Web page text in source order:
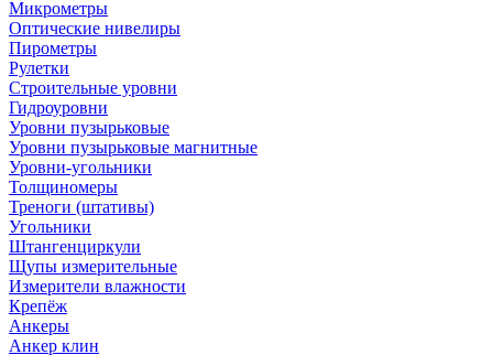
Микрометры
Оптические нивелиры
Пирометры
Рулетки
Строительные уровни
Гидроуровни
Уровни пузырьковые
Уровни пузырьковые магнитные
Уровни-угольники
Толщиномеры
Треноги (штативы)
Угольники
Штангенциркули
Щупы измерительные
Измерители влажности
Крепёж
Анкеры
Анкер клин